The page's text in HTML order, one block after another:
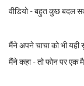
वीडियो - बहुत कुछ बदल
मैंने अपने चाचा को भी यही
मैंने कहा - तो फोन पर एक